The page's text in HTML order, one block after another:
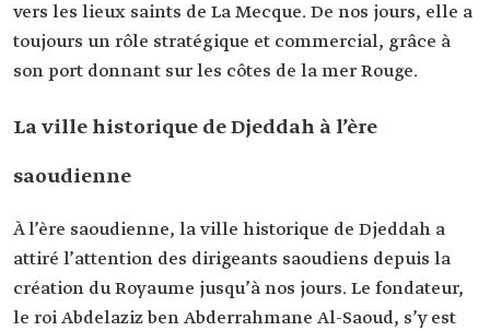
vers les lieux saints de La Mecque. De nos jours, elle a
toujours un rôle stratégique et commercial, grâce à
son port donnant sur les côtes de la mer Rouge.
La ville historique de Djeddah à l’ère
saoudienne
À l’ère saoudienne, la ville historique de Djeddah a
attiré l’attention des dirigeants saoudiens depuis la
création du Royaume jusqu’à nos jours. Le fondateur,
le roi Abdelaziz ben Abderrahmane Al-Saoud, s’y est